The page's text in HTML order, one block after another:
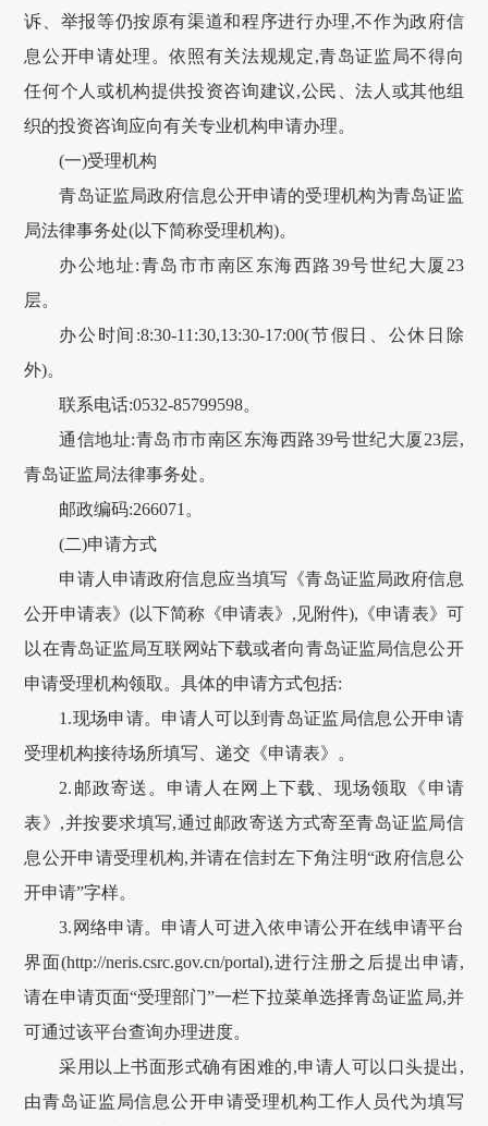
诉、举报等仍按原有渠道和程序进行办理,不作为政府信
息公开申请处理。依照有关法规规定,青岛证监局不得向
任何个人或机构提供投资咨询建议,公民、法人或其他组
织的投资咨询应向有关专业机构申请办理。
(一)受理机构
青岛证监局政府信息公开申请的受理机构为青岛证监
局法律事务处(以下简称受理机构)。
办公地址:青岛市市南区东海西路39号世纪大厦23
层。
办公时间:8:30-11:30,13:30-17:00(节假日、公休日除
外)。
联系电话:0532-85799598。
通信地址:青岛市市南区东海西路39号世纪大厦23层,
青岛证监局法律事务处。
邮政编码:266071。
(二)申请方式
申请人申请政府信息应当填写《青岛证监局政府信息
公开申请表》(以下简称《申请表》,见附件),《申请表》可
以在青岛证监局互联网站下载或者向青岛证监局信息公开
申请受理机构领取。具体的申请方式包括:
1.现场申请。申请人可以到青岛证监局信息公开申请
受理机构接待场所填写、递交《申请表》。
2.邮政寄送。申请人在网上下载、现场领取《申请
表》,并按要求填写,通过邮政寄送方式寄至青岛证监局信
息公开申请受理机构,并请在信封左下角注明“政府信息公
开申请”字样。
3.网络申请。申请人可进入依申请公开在线申请平台
界面(http://neris.csrc.gov.cn/portal),进行注册之后提出申请,
请在申请页面“受理部门”一栏下拉菜单选择青岛证监局,并
可通过该平台查询办理进度。
采用以上书面形式确有困难的,申请人可以口头提出,
由青岛证监局信息公开申请受理机构工作人员代为填写